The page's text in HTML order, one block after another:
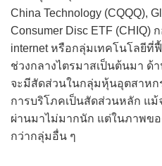
China Technology (CQQQ),
Consumer Disc ETF
internet หรือกลุ่มเทคโนโลยี
ช่วงกลางไตรมาสเป็นต้นมา ด้
จะมีสัดส่วนในกลุ่มหุ้นอุตสาหก
การบริโภคเป็นสัดส่วนหลัก แ
ผ่านมาไม่มากนัก แต่ในภาพข
กว่ากลุ่มอื่น ๆ